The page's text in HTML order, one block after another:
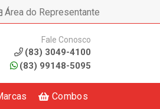
Área do Representante
Fale Conosco
(83) 3049-4100
(83) 99148-5095
Combos